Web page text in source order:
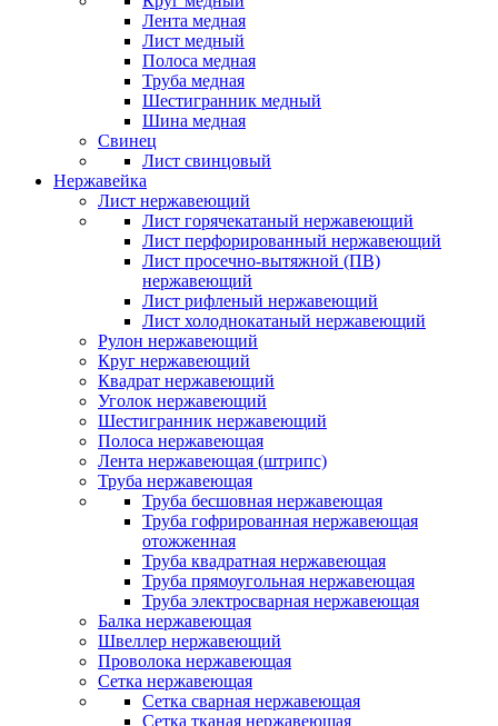
Лента медная
Лист медный
Полоса медная
Труба медная
Шестигранник медный
Шина медная
Свинец
Лист свинцовый
Нержавейка
Лист нержавеющий
Лист горячекатаный нержавеющий
Лист перфорированный нержавеющий
Лист просечно-вытяжной (ПВ)
нержавеющий
Лист рифленый нержавеющий
Лист холоднокатаный нержавеющий
Рулон нержавеющий
Круг нержавеющий
Квадрат нержавеющий
Уголок нержавеющий
Шестигранник нержавеющий
Полоса нержавеющая
Лента нержавеющая (штрипс)
Труба нержавеющая
Труба бесшовная нержавеющая
Труба гофрированная нержавеющая
отожженная
Труба квадратная нержавеющая
Труба прямоугольная нержавеющая
Труба электросварная нержавеющая
Балка нержавеющая
Швеллер нержавеющий
Проволока нержавеющая
Сетка нержавеющая
Сетка сварная нержавеющая
Сетка тканая нержавеющая